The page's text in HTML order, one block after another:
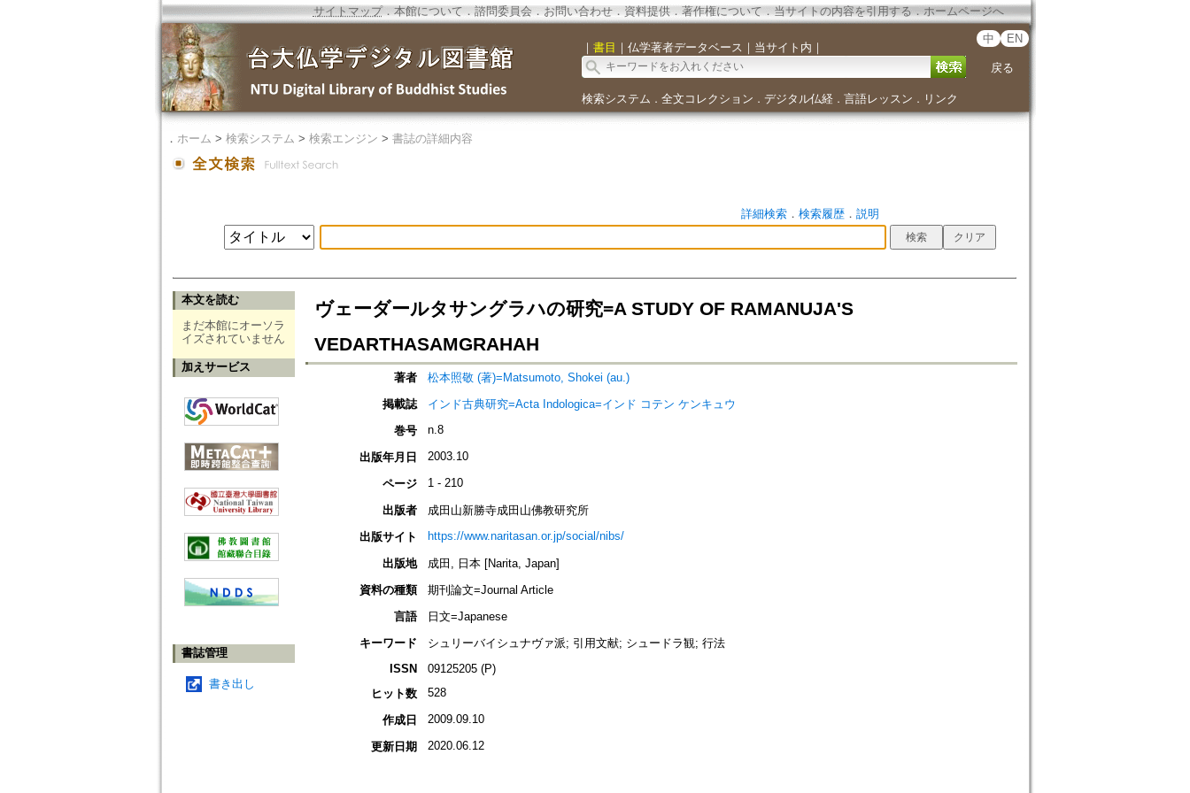
サイトマップ．本館について ． 諮問委員会． お問い合わせ． 資料提供． 著作権について．当サイトの内容を引用する ． ホームページへ
｜ 書目 ｜ 仏学著者データベース ｜ 当サイト内 ｜
中 EN
戻る
検索システム ． 全文コレクション ． デジタル仏経． 言語レッスン ． リンク
． ホーム > 検索システム > 検索エンジン > 書誌の詳細内容
詳細検索． 検索履歴． 説明
本文を読む
まだ本館にオーソラ
イズされていません
加えサービス
書誌管理
書き出し
ヴェーダールタサングラハの研究=A STUDY OF RAMANUJA'S
VEDARTHASAMGRAHAH
著者
松本照敬 (著)=Matsumoto, Shokei (au.)
掲載誌
インド古典研究=Acta Indologica=インド コテン ケンキュウ
巻号
n.8
出版年月日 2003.10
ページ 1 - 210
出版者
成田山新勝寺成田山佛教研究所
出版サイト
https://www.naritasan.or.jp/social/nibs/
出版地
成田, 日本 [Narita, Japan]
資料の種類
期刊論文=Journal Article
言語
日文=Japanese
キーワード
シュリーバイシュナヴァ派; 引用文献; シュードラ観; 行法
ISSN
09125205 (P)
ヒット数
528
作成日 2009.09.10
更新日期 2020.06.12